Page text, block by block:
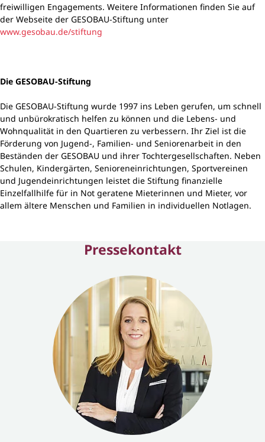
freiwilligen Engagements. Weitere Informationen finden Sie auf
der Webseite der GESOBAU-Stiftung unter
www.gesobau.de/stiftung
Die GESOBAU-Stiftung
Die GESOBAU-Stiftung wurde 1997 ins Leben gerufen, um schnell
und unbürokratisch helfen zu können und die Lebens- und
Wohnqualität in den Quartieren zu verbessern. Ihr Ziel ist die
Förderung von Jugend-, Familien- und Seniorenarbeit in den
Beständen der GESOBAU und ihrer Tochtergesellschaften. Neben
Schulen, Kindergärten, Senioreneinrichtungen, Sportvereinen
und Jugendeinrichtungen leistet die Stiftung finanzielle
Einzelfallhilfe für in Not geratene Mieterinnen und Mieter, vor
allem ältere Menschen und Familien in individuellen Notlagen.
Pressekontakt